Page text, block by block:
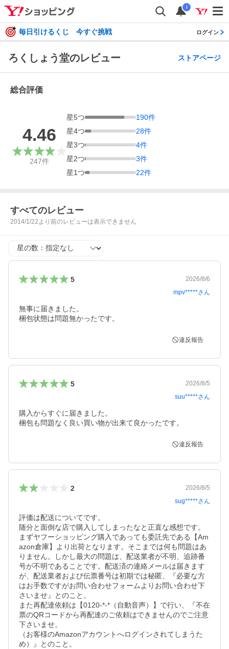
i
毎日引けるくじ 今すぐ挑戦 ログイン
ろくしょう堂のレビュー ストアページ
総合評価
4.46
247件
星5つ 190件
星4つ 28件
星3つ 4件
星2つ 3件
星1つ 22件
すべてのレビュー
2014/1/22より前のレビューは表示できません
星の数
5
2026/8/6
mpv*****さん
無事に届きました。
梱包状態は問題無かったです。
違反報告
5
2026/8/5
suu*****さん
購入からすぐに届きました。
梱包も問題なく良い買い物が出来て良かったです。
違反報告
2
2026/8/5
sug*****さん
評価は配送についてです。
随分と面倒な店で購入してしまったなと正直な感想です。
まずヤフーショッピング購入であっても委託先である【Am
azon倉庫】より出荷となります。そこまでは何も問題はあ
りません。しかし最大の問題は、配送業者が不明、追跡番
号が不明であることです。配送済の連絡メールは届きます
が、配送業者および伝票番号は初期では秘匿、『必要な方
はお手数ですがお問い合わせフォームよりお問い合わせ下
さいませ』とのこと。
また再配達依頼は【0120-*-*（自動音声）】で行い、『不在
票のQRコードから再配達のご依頼はできませんのでご注意
下さいませ。
（お客様のAmazonアカウントへログインされてしまうた
め）』とのこと。